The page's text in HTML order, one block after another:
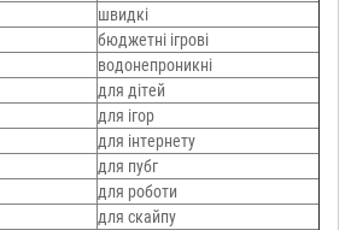
швидкі
бюджетні ігрові
водонепроникні
для дітей
для ігор
для інтернету
для пубг
для роботи
для скайпу